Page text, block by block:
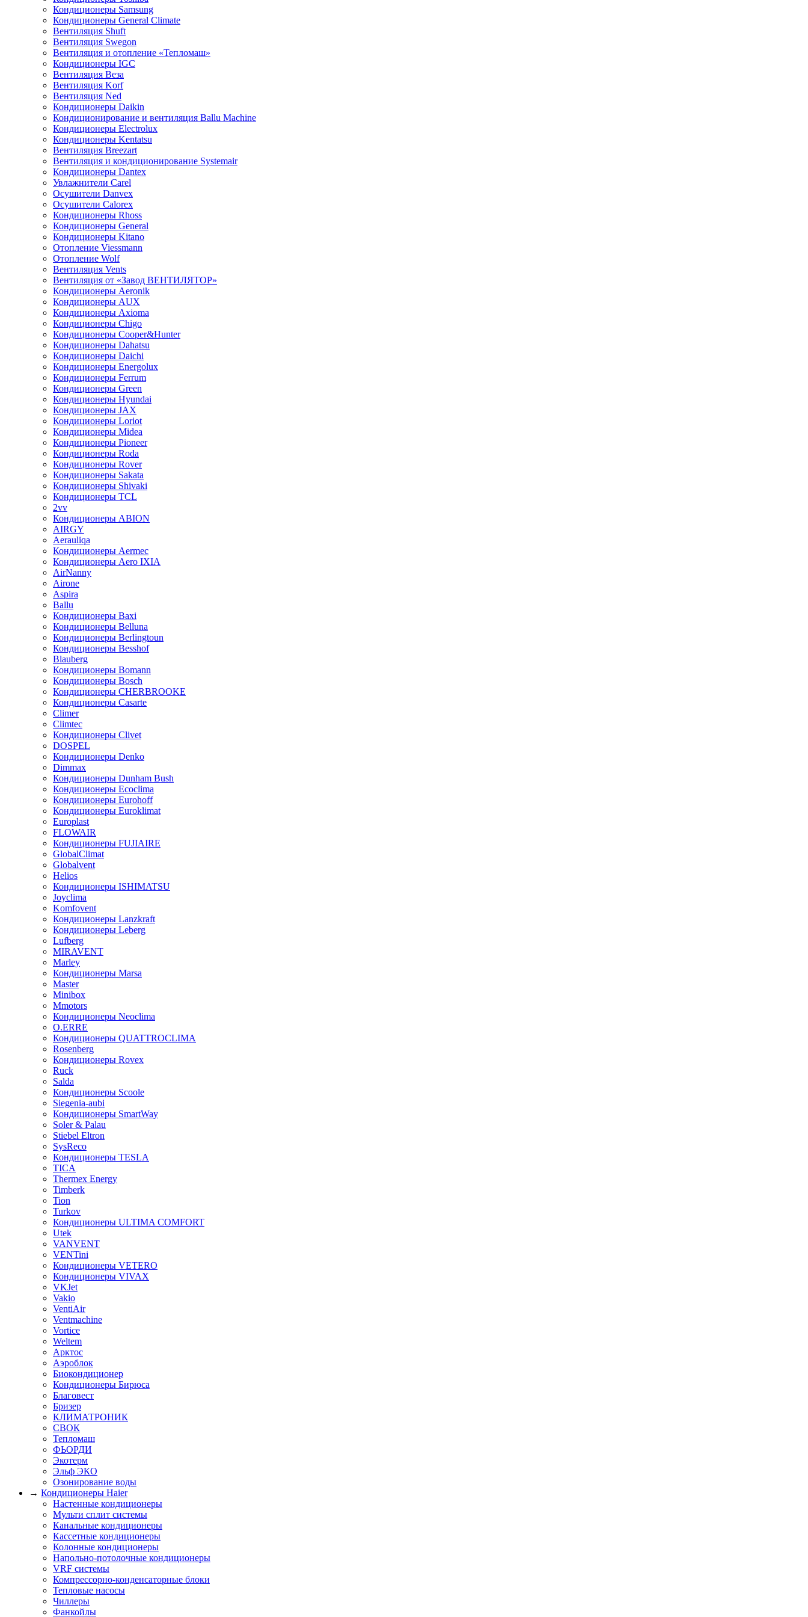
Кондиционеры Samsung
Кондиционеры General Climate
Вентиляция Shuft
Вентиляция Swegon
Вентиляция и отопление «Тепломаш»
Кондиционеры IGC
Вентиляция Веза
Вентиляция Korf
Вентиляция Ned
Кондиционеры Daikin
Кондиционирование и вентиляция Ballu Machine
Кондиционеры Electrolux
Кондиционеры Kentatsu
Вентиляция Breezart
Вентиляция и кондиционирование Systemair
Кондиционеры Dantex
Увлажнители Carel
Осушители Danvex
Осушители Calorex
Кондиционеры Rhoss
Кондиционеры General
Кондиционеры Kitano
Отопление Viessmann
Отопление Wolf
Вентиляция Vents
Вентиляция от «Завод ВЕНТИЛЯТОР»
Кондиционеры Aeronik
Кондиционеры AUX
Кондиционеры Axioma
Кондиционеры Chigo
Кондиционеры Cooper&Hunter
Кондиционеры Dahatsu
Кондиционеры Daichi
Кондиционеры Energolux
Кондиционеры Ferrum
Кондиционеры Green
Кондиционеры Hyundai
Кондиционеры JAX
Кондиционеры Loriot
Кондиционеры Midea
Кондиционеры Pioneer
Кондиционеры Roda
Кондиционеры Rover
Кондиционеры Sakata
Кондиционеры Shivaki
Кондиционеры TCL
2vv
Кондиционеры ABION
AIRGY
Aerauliqa
Кондиционеры Aermec
Кондиционеры Aero IXIA
AirNanny
Airone
Aspira
Ballu
Кондиционеры Baxi
Кондиционеры Belluna
Кондиционеры Berlingtoun
Кондиционеры Besshof
Blauberg
Кондиционеры Bomann
Кондиционеры Bosch
Кондиционеры CHERBROOKE
Кондиционеры Casarte
Climer
Climtec
Кондиционеры Clivet
DOSPEL
Кондиционеры Denko
Dimmax
Кондиционеры Dunham Bush
Кондиционеры Ecoclima
Кондиционеры Eurohoff
Кондиционеры Euroklimat
Europlast
FLOWAIR
Кондиционеры FUJIAIRE
GlobalClimat
Globalvent
Helios
Кондиционеры ISHIMATSU
Joyclima
Komfovent
Кондиционеры Lanzkraft
Кондиционеры Leberg
Lufberg
MIRAVENT
Marley
Кондиционеры Marsa
Master
Minibox
Mmotors
Кондиционеры Neoclima
O.ERRE
Кондиционеры QUATTROCLIMA
Rosenberg
Кондиционеры Rovex
Ruck
Salda
Кондиционеры Scoole
Siegenia-aubi
Кондиционеры SmartWay
Soler & Palau
Stiebel Eltron
SysReco
Кондиционеры TESLA
TICA
Thermex Energy
Timberk
Tion
Turkov
Кондиционеры ULTIMA COMFORT
Utek
VANVENT
VENTini
Кондиционеры VETERO
Кондиционеры VIVAX
VKJet
Vakio
VentiAir
Ventmachine
Vortice
Weltem
Арктос
Аэроблок
Биокондиционер
Кондиционеры Бирюса
Благовест
Бризер
КЛИМАТРОНИК
СВОК
Тепломаш
ФЬОРДИ
Экотерм
Эльф ЭКО
Озонирование воды
→ Кондиционеры Haier
Настенные кондиционеры
Мульти сплит системы
Канальные кондиционеры
Кассетные кондиционеры
Колонные кондиционеры
Напольно-потолочные кондиционеры
VRF системы
Компрессорно-конденсаторные блоки
Тепловые насосы
Чиллеры
Фанкойлы